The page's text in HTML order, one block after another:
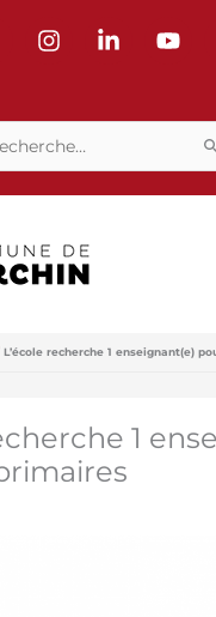
L’école recherche 1 enseignant(e)
1